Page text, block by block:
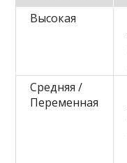
Высокая
Средняя /
Переменная